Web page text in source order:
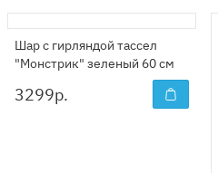
Шар с гирляндой тассел
"Монстрик" зеленый 60 см
3299р.